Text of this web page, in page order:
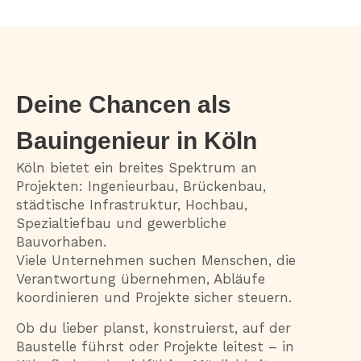
Deine Chancen als
Bauingenieur in Köln
Köln bietet ein breites Spektrum an
Projekten: Ingenieurbau, Brückenbau,
städtische Infrastruktur, Hochbau,
Spezialtiefbau und gewerbliche
Bauvorhaben.
Viele Unternehmen suchen Menschen, die
Verantwortung übernehmen, Abläufe
koordinieren und Projekte sicher steuern.
Ob du lieber planst, konstruierst, auf der
Baustelle führst oder Projekte leitest – in